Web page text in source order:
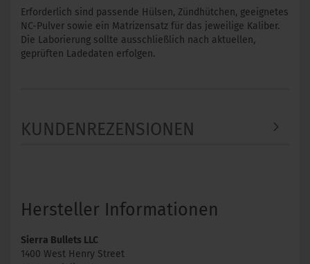
Erforderlich sind passende Hülsen, Zündhütchen, geeignetes
NC-Pulver sowie ein Matrizensatz für das jeweilige Kaliber.
Die Laborierung sollte ausschließlich nach aktuellen,
geprüften Ladedaten erfolgen.
KUNDENREZENSIONEN
Hersteller Informationen
Sierra Bullets LLC
1400 West Henry Street